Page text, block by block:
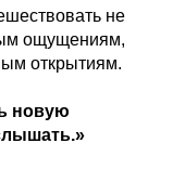
не
ощущениям,
открытиям.
новую